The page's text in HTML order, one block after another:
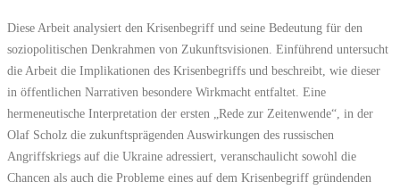
Diese Arbeit analysiert den Krisenbegriff und seine Bedeutung für den
soziopolitischen Denkrahmen von Zukunftsvisionen. Einführend untersucht
die Arbeit die Implikationen des Krisenbegriffs und beschreibt, wie dieser
in öffentlichen Narrativen besondere Wirkmacht entfaltet. Eine
hermeneutische Interpretation der ersten „Rede zur Zeitenwende“, in der
Olaf Scholz die zukunftsprägenden Auswirkungen des russischen
Angriffskriegs auf die Ukraine adressiert, veranschaulicht sowohl die
Chancen als auch die Probleme eines auf dem Krisenbegriff gründenden